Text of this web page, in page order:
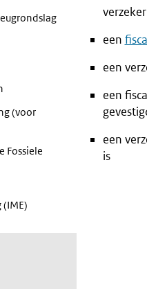
(voor
Fossiele
een
een
een
een
is